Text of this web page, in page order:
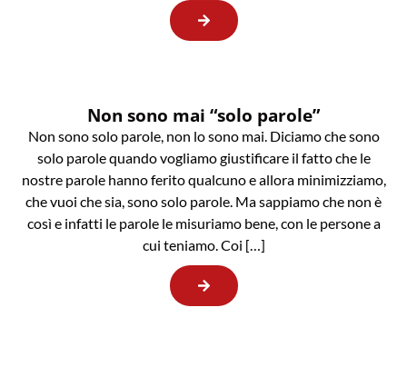
Non sono mai “solo parole”
Non sono solo parole, non lo sono mai. Diciamo che sono
solo parole quando vogliamo giustificare il fatto che le
nostre parole hanno ferito qualcuno e allora minimizziamo,
che vuoi che sia, sono solo parole. Ma sappiamo che non è
così e infatti le parole le misuriamo bene, con le persone a
cui teniamo. Coi […]